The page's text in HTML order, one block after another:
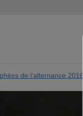
de l'alternance 2016